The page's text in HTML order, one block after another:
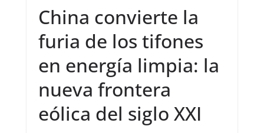
China convierte la
furia de los tifones
en energía limpia: la
nueva frontera
eólica del siglo XXI